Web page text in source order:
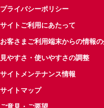
プライバシーポリシー
サイトご利用にあたって
お客さまご利用端末からの情報
見やすさ・使いやすさの調整
サイトメンテナンス情報
サイトマップ